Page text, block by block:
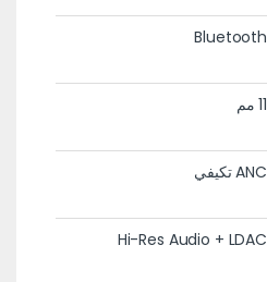
Bluetooth
11 مم
ANC تكيفي
Hi-Res Audio + LDAC